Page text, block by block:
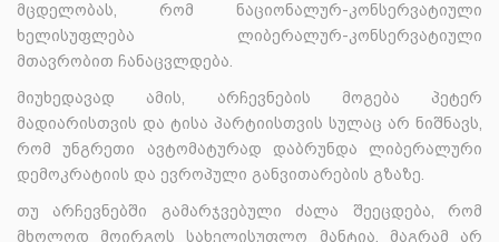
მცდელობას, რომ ნაციონალურ-კონსერვატიული
ხელისუფლება ლიბერალურ-კონსერვატიული
მთავრობით ჩანაცვლდება.
მიუხედავად ამის, არჩევნების მოგება პეტერ
მადიარისთვის და ტისა პარტიისთვის სულაც არ ნიშნავს,
რომ უნგრეთი ავტომატურად დაბრუნდა ლიბერალური
დემოკრატიის და ევროპული განვითარების გზაზე.
თუ არჩევნებში გამარჯვებული ძალა შეეცდება, რომ
მხოლოდ მოირგოს სახელისუფლო მანტია, მაგრამ არ